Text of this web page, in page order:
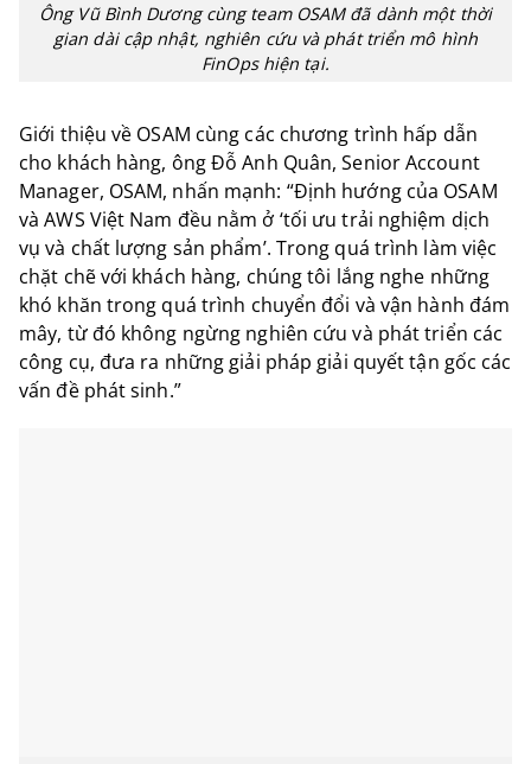
Ông Vũ Bình Dương cùng team OSAM đã dành một thời
gian dài cập nhật, nghiên cứu và phát triển mô hình
FinOps hiện tại.
Giới thiệu về OSAM cùng các chương trình hấp dẫn
cho khách hàng, ông Đỗ Anh Quân, Senior Account
Manager, OSAM, nhấn mạnh: “Định hướng của OSAM
và AWS Việt Nam đều nằm ở ‘tối ưu trải nghiệm dịch
vụ và chất lượng sản phẩm’. Trong quá trình làm việc
chặt chẽ với khách hàng, chúng tôi lắng nghe những
khó khăn trong quá trình chuyển đổi và vận hành đám
mây, từ đó không ngừng nghiên cứu và phát triển các
công cụ, đưa ra những giải pháp giải quyết tận gốc các
vấn đề phát sinh.”